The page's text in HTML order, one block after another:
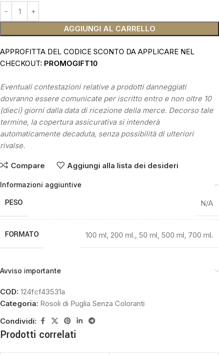
AGGIUNGI AL CARRELLO
APPROFITTA DEL CODICE SCONTO DA APPLICARE NEL
CHECKOUT: PROMOGIFT10
Eventuali contestazioni relative a prodotti danneggiati
dovranno essere comunicate per iscritto entro e non oltre 10
(dieci) giorni dalla data di ricezione della merce. Decorso tale
termine, la copertura assicurativa si intenderà
automaticamente decaduta, senza possibilità di ulteriori
rivalse.
Compare Aggiungi alla lista dei desideri
Informazioni aggiuntive
PESO N/A
FORMATO 100 ml, 200 ml., 50 ml, 500 ml, 700 ml.
Avviso importante
COD: 124fcf43531a
Categoria: Rosoli di Puglia Senza Coloranti
Condividi:
Prodotti correlati